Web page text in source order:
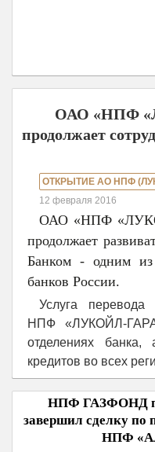
ОАО «НПФ
продолжает
ОТКРЫТИЕ АО НПФ
12 февраля 2016
ОАО «НПФ
продолжает
Банком - одним
банков России.
Услуга перевода
НПФ «ЛУКОЙЛ-
отделениях
кредитов во всех
НПФ ГАЗФОНД
завершил сделку по
НПФ